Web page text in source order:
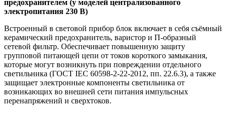
предохранителем (у моделей централизованного
электропитания 230 В)
Встроенный в световой прибор блок включает в себя съёмный
керамический предохранитель, варистор и П-образный
сетевой фильтр. Обеспечивает повышенную защиту
групповой питающей цепи от токов короткого замыкания,
которые могут возникнуть при повреждении отдельного
светильника (ГОСТ IEC 60598-2-22-2012, пп. 22.6.3), а также
защищает электронные компоненты светильника от
возникающих во внешней сети питания импульсных
перенапряжений и сверхтоков.